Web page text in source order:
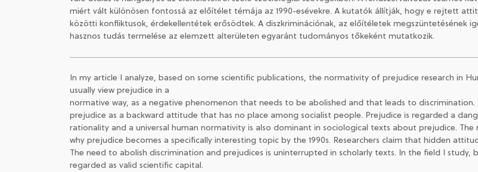
miért vált különösen fontossá az előítélet témája az 1990-esévekre. A kutatók állítják, hogy e rejtett
közötti konfliktusok, érdekellentétek erősödtek. A diszkriminációnak, az előítéletek megszüntetésének
hasznos tudás termelése az elemzett alterületen egyaránt tudományos tőkeként mutatkozik.
In my article I analyze, based on some scientific publications, the normativity of prejudice research in
usually view prejudice in a
normative way, as a negative phenomenon that needs to be abolished and that leads to
prejudice as a backward attitude that has no place among socialist people. Prejudice is regarded a
rationality and a universal human normativity is also dominant in sociological texts about prejudice.
why prejudice becomes a specifically interesting topic by the 1990s. Researchers claim that hidden
The need to abolish discrimination and prejudices is uninterrupted in scholarly texts. In the field I
regarded as valid scientific capital.